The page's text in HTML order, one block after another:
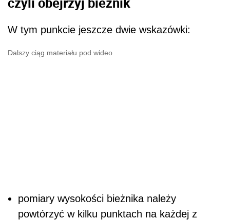
W tym punkcie jeszcze dwie wskazówki:
Dalszy ciąg materiału pod wideo
pomiary wysokości bieżnika należy
powtórzyć w kilku punktach na każdej z